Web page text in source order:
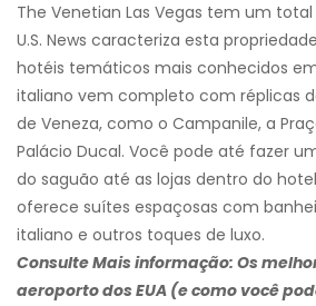
The Venetian Las Vegas tem um total
U.S. News caracteriza esta
hotéis temáticos mais conhecidos em
italiano vem completo com réplicas
de Veneza, como o Campanile, a
Palácio Ducal. Você pode até fazer
do saguão até as lojas dentro do
oferece suítes espaçosas com
italiano e outros toques de luxo.
Consulte Mais informação: Os
aeroporto dos EUA (e como você